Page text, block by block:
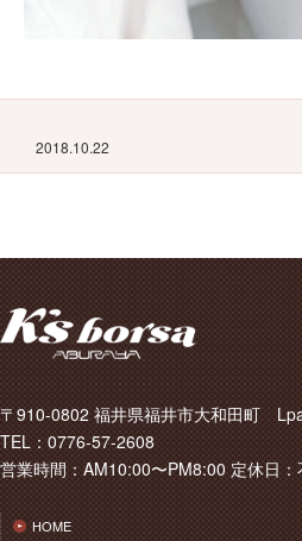
2018.10.22
〒910-0802 福井県福井市大和田町
TEL：0776-57-2608
営業時間：AM10:00〜PM8:00 定休日：
HOME